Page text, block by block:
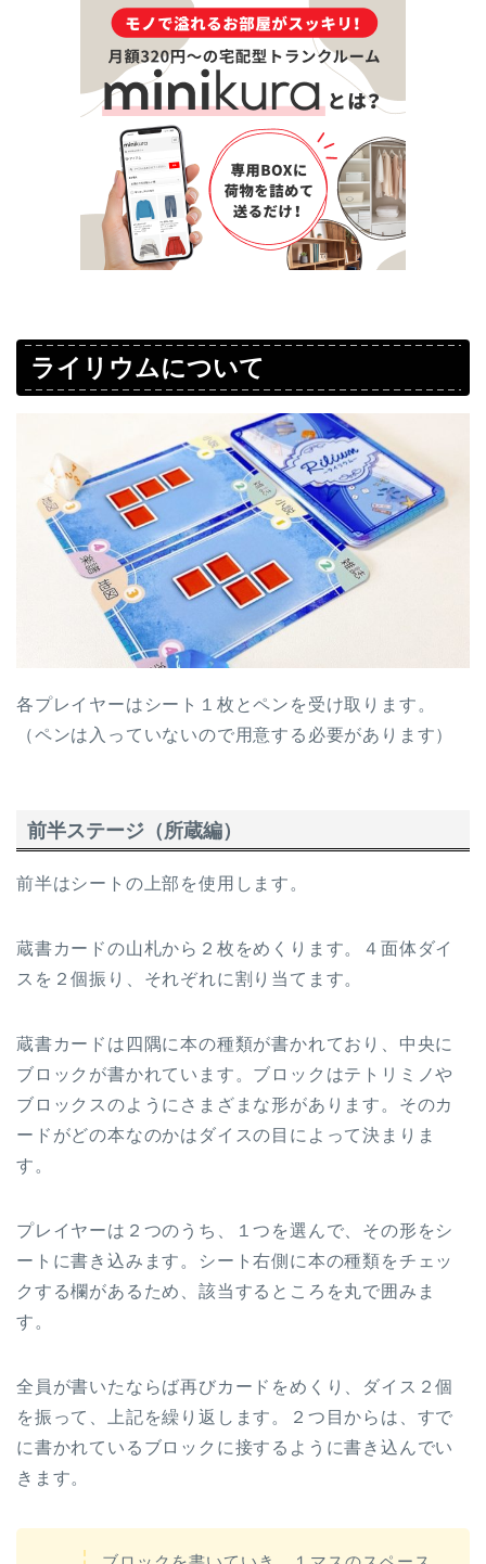
ライリウムについて
各プレイヤーはシート１枚とペンを受け取ります。
（ペンは入っていないので用意する必要があります）
前半ステージ（所蔵編）
前半はシートの上部を使用します。
蔵書カードの山札から２枚をめくります。４面体ダイ
スを２個振り、それぞれに割り当てます。
蔵書カードは四隅に本の種類が書かれており、中央に
ブロックが書かれています。ブロックはテトリミノや
ブロックスのようにさまざまな形があります。そのカ
ードがどの本なのかはダイスの目によって決まりま
す。
プレイヤーは２つのうち、１つを選んで、その形をシ
ートに書き込みます。シート右側に本の種類をチェッ
クする欄があるため、該当するところを丸で囲みま
す。
全員が書いたならば再びカードをめくり、ダイス２個
を振って、上記を繰り返します。２つ目からは、すで
に書かれているブロックに接するように書き込んでい
きます。